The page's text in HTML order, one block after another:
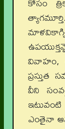
వివాహం,
వీని
ఎంతైనా